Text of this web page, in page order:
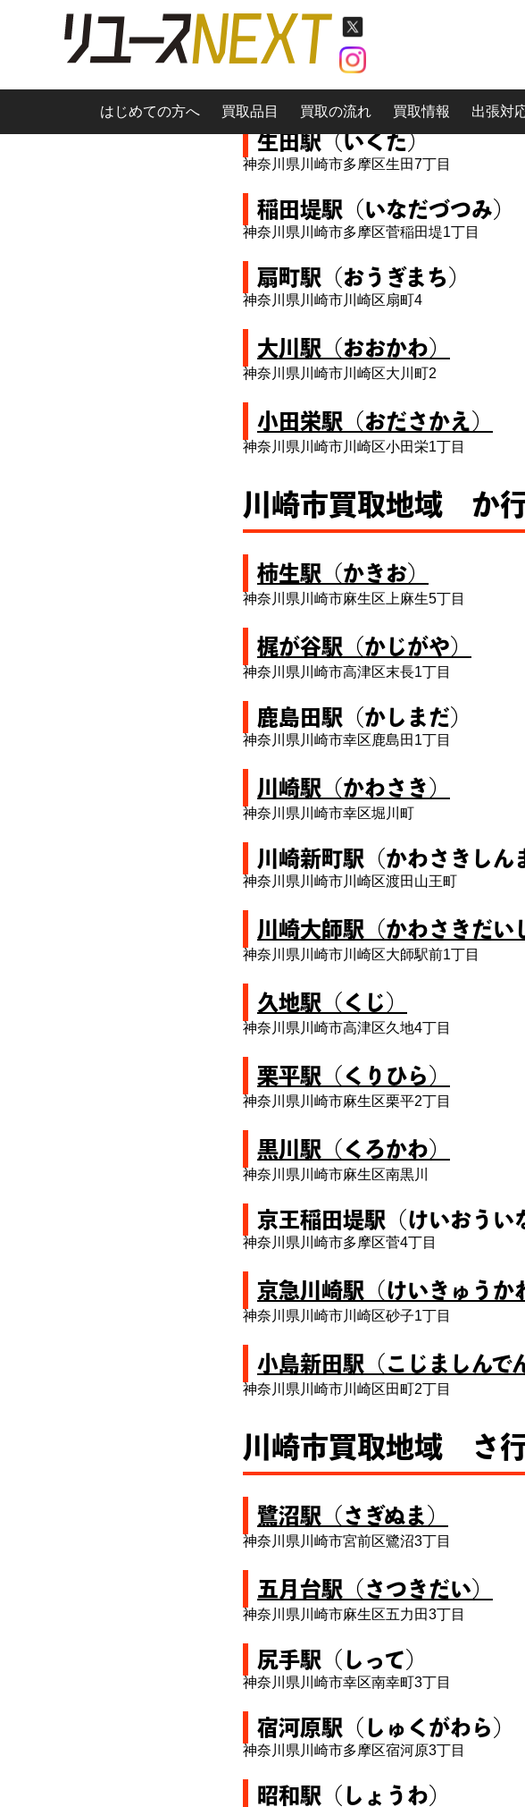
はじめての方へ 買取品目 買取の流れ 買取情報 出張対
川崎市買取地域 あ行
生田駅（いくた）
神奈川県川崎市多摩区生田7丁目
稲田堤駅（いなだづつみ）
神奈川県川崎市多摩区菅稲田堤1丁目
扇町駅（おうぎまち）
神奈川県川崎市川崎区扇町4
大川駅（おおかわ）
神奈川県川崎市川崎区大川町2
小田栄駅（おださかえ）
神奈川県川崎市川崎区小田栄1丁目
川崎市買取地域 か
柿生駅（かきお）
神奈川県川崎市麻生区上麻生5丁目
梶が谷駅（かじがや）
神奈川県川崎市高津区末長1丁目
鹿島田駅（かしまだ）
神奈川県川崎市幸区鹿島田1丁目
川崎駅（かわさき）
神奈川県川崎市幸区堀川町
川崎新町駅（かわさきしん
神奈川県川崎市川崎区渡田山王町
川崎大師駅（かわさきだい
神奈川県川崎市川崎区大師駅前1丁目
久地駅（くじ）
神奈川県川崎市高津区久地4丁目
栗平駅（くりひら）
神奈川県川崎市麻生区栗平2丁目
黒川駅（くろかわ）
神奈川県川崎市麻生区南黒川
京王稲田堤駅（けいおうい
神奈川県川崎市多摩区菅4丁目
京急川崎駅（けいきゅうか
神奈川県川崎市川崎区砂子1丁目
小島新田駅（こじましんで
神奈川県川崎市川崎区田町2丁目
川崎市買取地域 さ
鷺沼駅（さぎぬま）
神奈川県川崎市宮前区鷺沼3丁目
五月台駅（さつきだい）
神奈川県川崎市麻生区五力田3丁目
尻手駅（しって）
神奈川県川崎市幸区南幸町3丁目
宿河原駅（しゅくがわら）
神奈川県川崎市多摩区宿河原3丁目
昭和駅（しょうわ）